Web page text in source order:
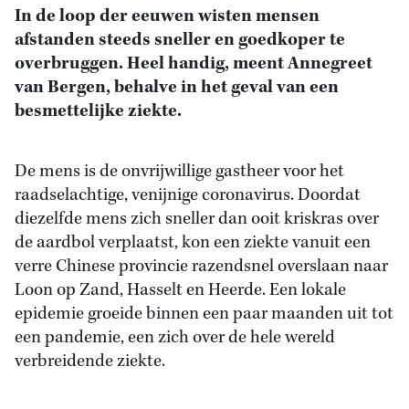
In de loop der eeuwen wisten mensen
afstanden steeds sneller en goedkoper te
overbruggen. Heel handig, meent Annegreet
van Bergen, behalve in het geval van een
besmettelijke ziekte.
De mens is de onvrijwillige gastheer voor het
raadselachtige, venijnige coronavirus. Doordat
diezelfde mens zich sneller dan ooit kriskras over
de aardbol verplaatst, kon een ziekte vanuit een
verre Chinese provincie razendsnel overslaan naar
Loon op Zand, Hasselt en Heerde. Een lokale
epidemie groeide binnen een paar maanden uit tot
een pandemie, een zich over de hele wereld
verbreidende ziekte.